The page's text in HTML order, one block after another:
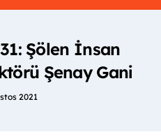
Şölen İnsan
Şenay Gani
2021